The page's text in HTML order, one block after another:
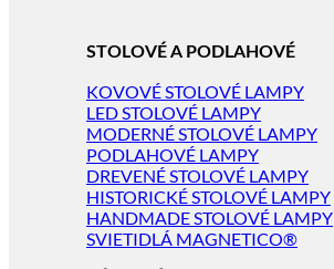
STOLOVÉ A PODLAHOVÉ
KOVOVÉ STOLOVÉ LAMPY
LED STOLOVÉ LAMPY
MODERNÉ STOLOVÉ LAMPY
PODLAHOVÉ LAMPY
DREVENÉ STOLOVÉ LAMPY
HISTORICKÉ STOLOVÉ LAMPY
HANDMADE STOLOVÉ LAMPY
SVIETIDLÁ MAGNETICO®